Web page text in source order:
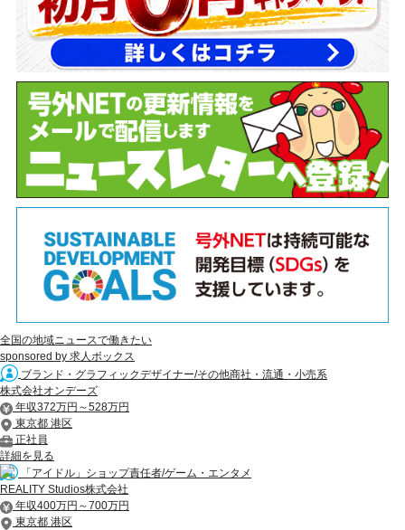
全国の地域ニュースで働きたい
sponsored by 求人ボックス
ブランド・グラフィックデザイナー/その他商社・流通・小売系
株式会社オンデーズ
年収372万円～528万円
東京都 港区
正社員
詳細を見る
「アイドル」ショップ責任者/ゲーム・エンタメ
REALITY Studios株式会社
年収400万円～700万円
東京都 港区